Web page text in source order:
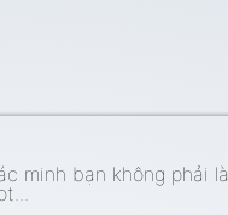
minh bạn không phải là